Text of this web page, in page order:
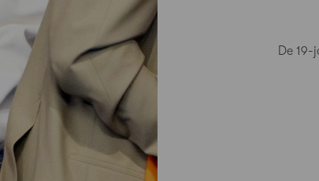
De